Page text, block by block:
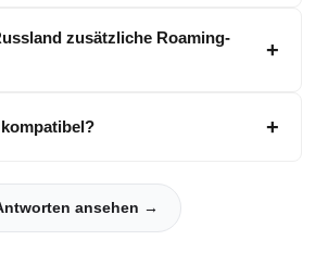
zusätzliche Roaming-
ansehen →